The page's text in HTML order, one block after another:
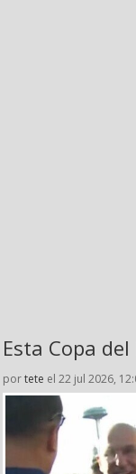
Esta Copa
portete el 22 jul 2026,